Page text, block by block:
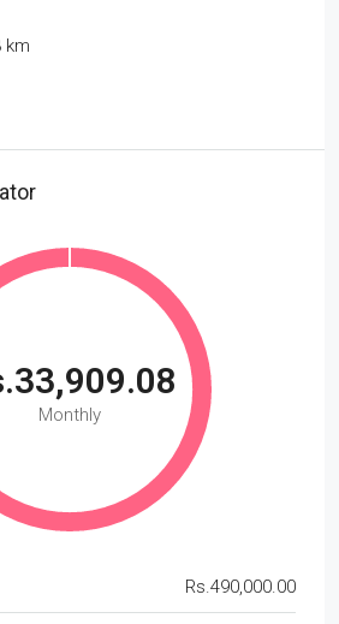
km
Monthly
Rs.490,000.00